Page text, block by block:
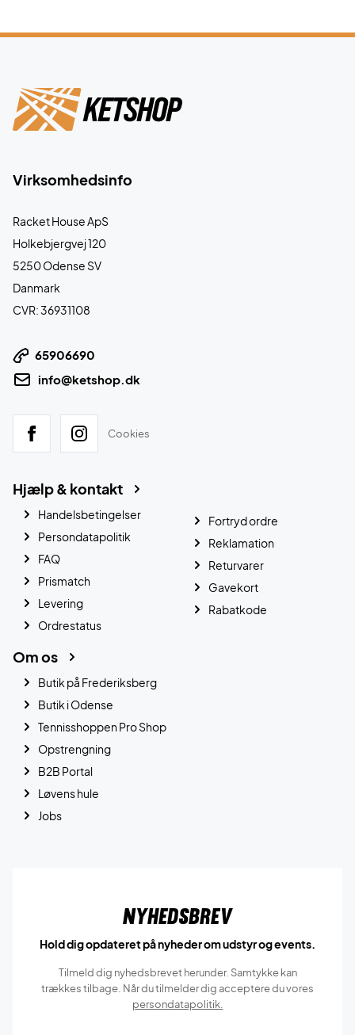
Virksomhedsinfo
Racket House ApS
Holkebjergvej 120
5250 Odense SV
Danmark
CVR: 36931108
65906690
info@ketshop.dk
Cookies
Hjælp & kontakt
Handelsbetingelser
Persondatapolitik
FAQ
Prismatch
Levering
Ordrestatus
Fortryd ordre
Reklamation
Returvarer
Gavekort
Rabatkode
Om os
Butik på Frederiksberg
Butik i Odense
Tennisshoppen Pro Shop
Opstrengning
B2B Portal
Løvens hule
Jobs
Nyhedsbrev
Hold dig opdateret på nyheder om udstyr og events.
Tilmeld dig nyhedsbrevet herunder. Samtykke kan
trækkes tilbage. Når du tilmelder dig acceptere du vores
persondatapolitik.